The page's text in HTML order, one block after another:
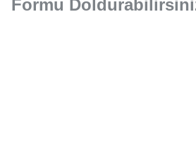
Formu